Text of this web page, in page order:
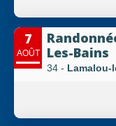
7
AOÛT
Les-Bains
34 - Lamalou-